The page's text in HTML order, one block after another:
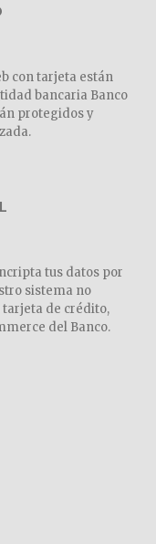
con tarjeta están
bancaria Banco
protegidos y
tus datos por
sistema no
de crédito,
del Banco.